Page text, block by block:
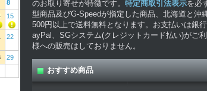
8
15
22
29
のお取り寄せが特徴です。 特定商取引法表示を必
型商品及びG-Speedが指定した商品、北海道と沖
500円以上で送料無料となります。お支払いは銀
ayPal、SGシステム(クレジットカード払い)がご
様への販売はしておりません。
おすすめ商品